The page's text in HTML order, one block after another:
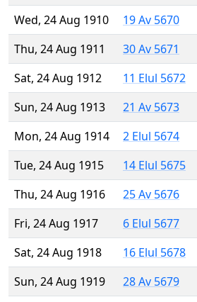
Wed, 24 Aug 1910
19 Av 5670
Thu, 24 Aug 1911
30 Av 5671
Sat, 24 Aug 1912
11 Elul 5672
Sun, 24 Aug 1913
21 Av 5673
Mon, 24 Aug 1914
2 Elul 5674
Tue, 24 Aug 1915
14 Elul 5675
Thu, 24 Aug 1916
25 Av 5676
Fri, 24 Aug 1917
6 Elul 5677
Sat, 24 Aug 1918
16 Elul 5678
Sun, 24 Aug 1919
28 Av 5679